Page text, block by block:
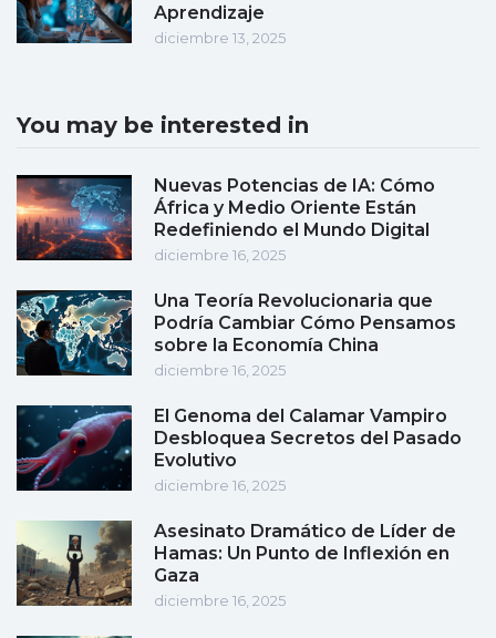
Aprendizaje
diciembre 13, 2025
You may be interested in
Nuevas Potencias de IA: Cómo
África y Medio Oriente Están
Redefiniendo el Mundo Digital
diciembre 16, 2025
Una Teoría Revolucionaria que
Podría Cambiar Cómo Pensamos
sobre la Economía China
diciembre 16, 2025
El Genoma del Calamar Vampiro
Desbloquea Secretos del Pasado
Evolutivo
diciembre 16, 2025
Asesinato Dramático de Líder de
Hamas: Un Punto de Inflexión en
Gaza
diciembre 16, 2025